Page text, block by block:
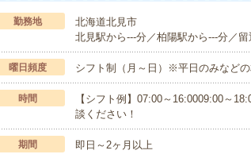
勤務地
北海道北見市
北見駅から---分／柏陽駅から---分／
曜日頻度 シフト制（月～日）※平日のみなど
時間
【シフト例】07:00～16:0009:00～
談ください！
期間 即日～2ヶ月以上